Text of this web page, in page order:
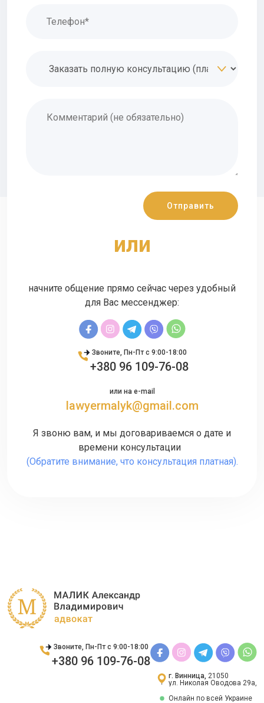
или
начните общение прямо сейчас через удобный
для Вас мессенджер:
Звоните, Пн-Пт с 9:00-18:00
+380 96 109-76-08
или на e-mail
lawyermalyk@gmail.com
Я звоню вам, и мы договариваемся о дате и
времени консультации
(Обратите внимание, что консультация платная).
Звоните, Пн-Пт с 9:00-18:00
+380 96 109-76-08
г. Винница, 21050
ул. Николая Оводова 29а,
Онлайн по всей Украине